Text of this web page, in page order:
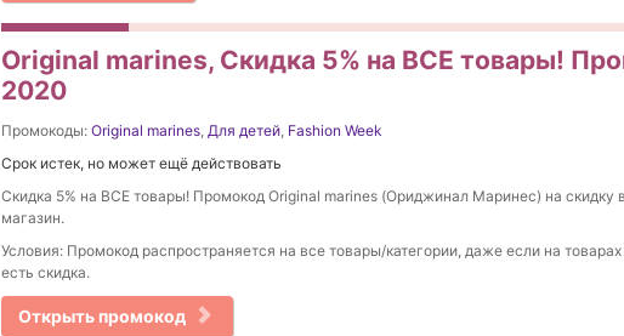
Original marines, Скидка 5% на ВСЕ товары!
2020
Промокоды: Original marines, Для детей, Fashion Week
Срок истек, но может ещё действовать
Скидка 5% на ВСЕ товары! Промокод Original marines (Ориджинал Маринес) на скидку в
магазин.
Условия: Промокод распространяется на все товары/категории, даже если на
есть скидка.
Открыть промокод